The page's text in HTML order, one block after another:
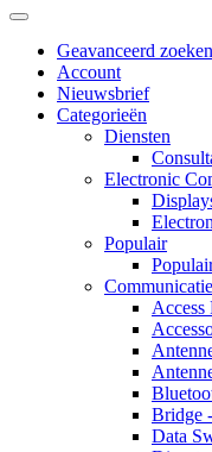
Geavanceerd zoeken
Account
Nieuwsbrief
Categorieën
Diensten
Electronic
Populair
Access
Bridge
Data